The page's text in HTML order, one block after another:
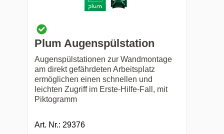
Plum Augenspülstation
Augenspülstationen zur Wandmontage
am direkt gefährdeten Arbeitsplatz
ermöglichen einen schnellen und
leichten Zugriff im Erste-Hilfe-Fall, mit
Piktogramm
Art. Nr.: 29376